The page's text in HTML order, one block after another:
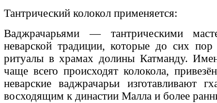
Тантрический колокол применяется:
Ваджрачарьями — тантрическими
неварской традиции, которые до сих пор
ритуалы в храмах долины Катманду.
чаще всего происходят колокола,
неварские ваджрачарьи изготавливают
восходящим к династии Малла и более